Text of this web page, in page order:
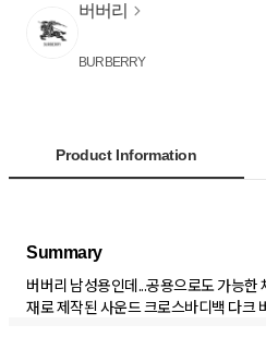
버버리
BURBERRY
Product Information
Summary
버버리 남성용인데...공용으로도 가능한
재로 제작된 사운드 크로스바디백 다크